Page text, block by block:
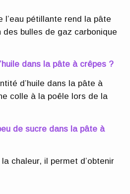
l’eau pétillante rend la pâte
des bulles de gaz carbonique
dans la pâte à crêpes ?
d’huile dans la pâte à
colle à la poêle lors de la
de sucre dans la pâte à
chaleur, il permet d’obtenir